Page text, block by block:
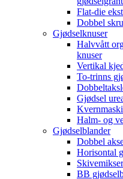
Flat-die
Dobbel
Gjødselknuser
Halvvått
knuser
Vertikal
To-trinns
Gjødsel
Halm- og
Gjødselblander
Dobbel
Horisontal
BB